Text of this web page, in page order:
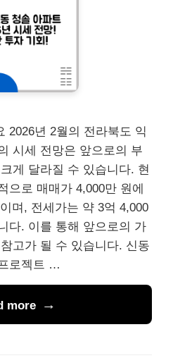
2026년 2월의 전라북도 익
시세 전망은 앞으로의 부
게 달라질 수 있습니다. 현
으로 매매가 4,000만 원에
며, 전세가는 약 3억 4,000
다. 이를 통해 앞으로의 가
고가 될 수 있습니다. 신동
로젝트 …
more